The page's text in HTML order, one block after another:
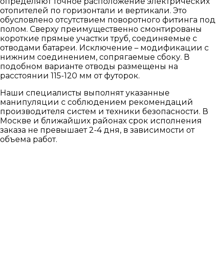
отопителей по горизонтали и вертикали. Это
обусловлено отсутствием поворотного фитинга под
полом. Сверху преимущественно смонтированы
короткие прямые участки труб, соединяемые с
отводами батареи. Исключение – модификации с
нижним соединением, сопрягаемые сбоку. В
подобном варианте отводы размещены на
расстоянии 115-120 мм от футорок.
Наши специалисты выполнят указанные
манипуляции с соблюдением рекомендаций
производителя систем и техники безопасности. В
Москве и ближайших районах срок исполнения
заказа не превышает 2-4 дня, в зависимости от
объема работ.